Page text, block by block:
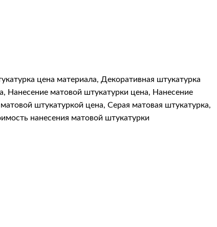
цена материала, Декоративная штукатурка
, Нанесение матовой штукатурки цена, Нанесение
штукатуркой цена, Серая матовая штукатурка,
нанесения матовой штукатурки